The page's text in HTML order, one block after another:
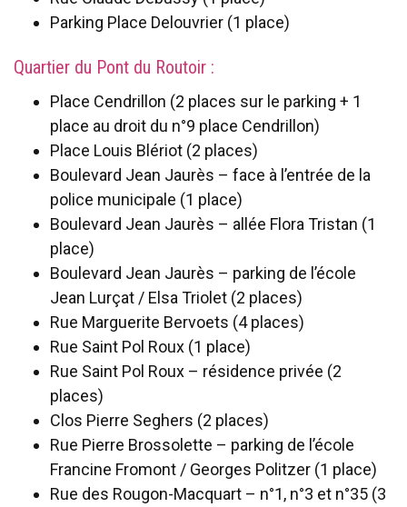
Parking Place Delouvrier (1 place)
Quartier du Pont du Routoir :
Place Cendrillon (2 places sur le parking + 1
place au droit du n°9 place Cendrillon)
Place Louis Blériot (2 places)
Boulevard Jean Jaurès – face à l’entrée de la
police municipale (1 place)
Boulevard Jean Jaurès – allée Flora Tristan (1
place)
Boulevard Jean Jaurès – parking de l’école
Jean Lurçat / Elsa Triolet (2 places)
Rue Marguerite Bervoets (4 places)
Rue Saint Pol Roux (1 place)
Rue Saint Pol Roux – résidence privée (2
places)
Clos Pierre Seghers (2 places)
Rue Pierre Brossolette – parking de l’école
Francine Fromont / Georges Politzer (1 place)
Rue des Rougon-Macquart – n°1, n°3 et n°35 (3